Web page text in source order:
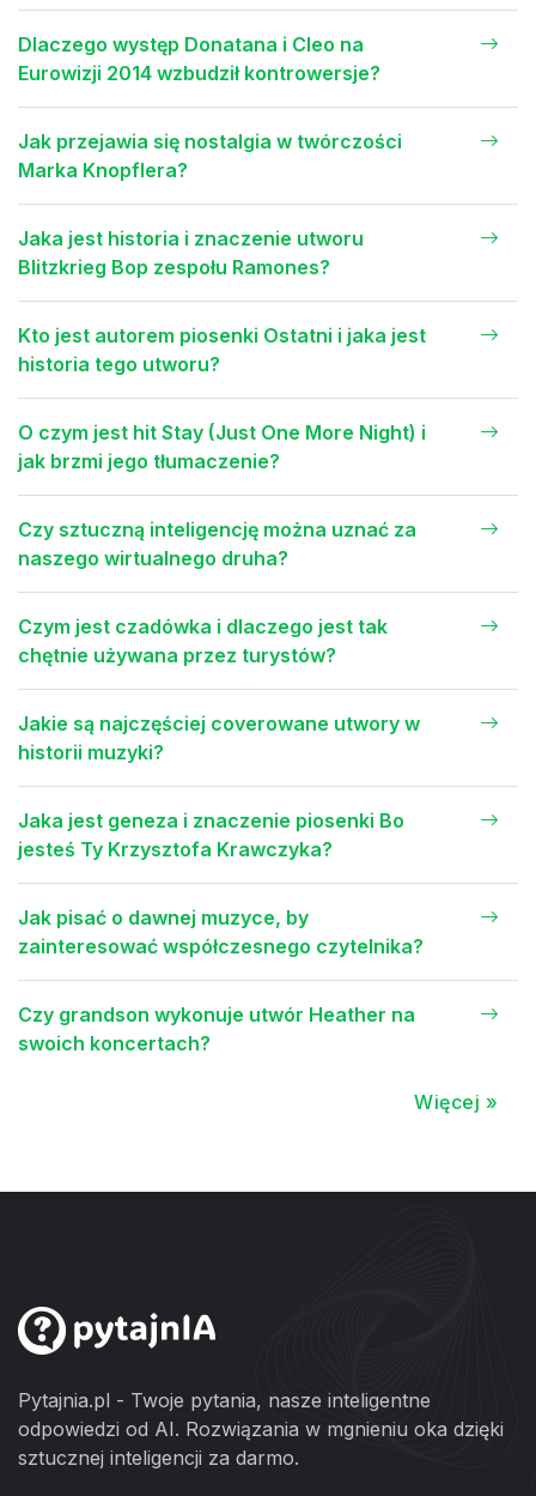
Dlaczego występ Donatana i Cleo na
Eurowizji 2014 wzbudził kontrowersje?
Jak przejawia się nostalgia w twórczości
Marka Knopflera?
Jaka jest historia i znaczenie utworu
Blitzkrieg Bop zespołu Ramones?
Kto jest autorem piosenki Ostatni i jaka jest
historia tego utworu?
O czym jest hit Stay (Just One More Night) i
jak brzmi jego tłumaczenie?
Czy sztuczną inteligencję można uznać za
naszego wirtualnego druha?
Czym jest czadówka i dlaczego jest tak
chętnie używana przez turystów?
Jakie są najczęściej coverowane utwory w
historii muzyki?
Jaka jest geneza i znaczenie piosenki Bo
jesteś Ty Krzysztofa Krawczyka?
Jak pisać o dawnej muzyce, by
zainteresować współczesnego czytelnika?
Czy grandson wykonuje utwór Heather na
swoich koncertach?
Więcej »
Pytajnia.pl - Twoje pytania, nasze inteligentne
odpowiedzi od AI. Rozwiązania w mgnieniu oka dzięki
sztucznej inteligencji za darmo.